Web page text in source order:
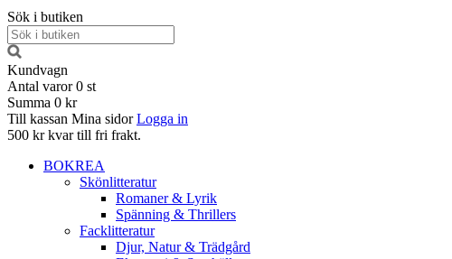
Sök i butiken
Kundvagn
Antal varor 0 st
Summa 0 kr
Till kassan Mina sidor Logga in
500 kr kvar till fri frakt.
BOKREA
Skönlitteratur
Romaner & Lyrik
Spänning & Thrillers
Facklitteratur
Djur, Natur & Trädgård